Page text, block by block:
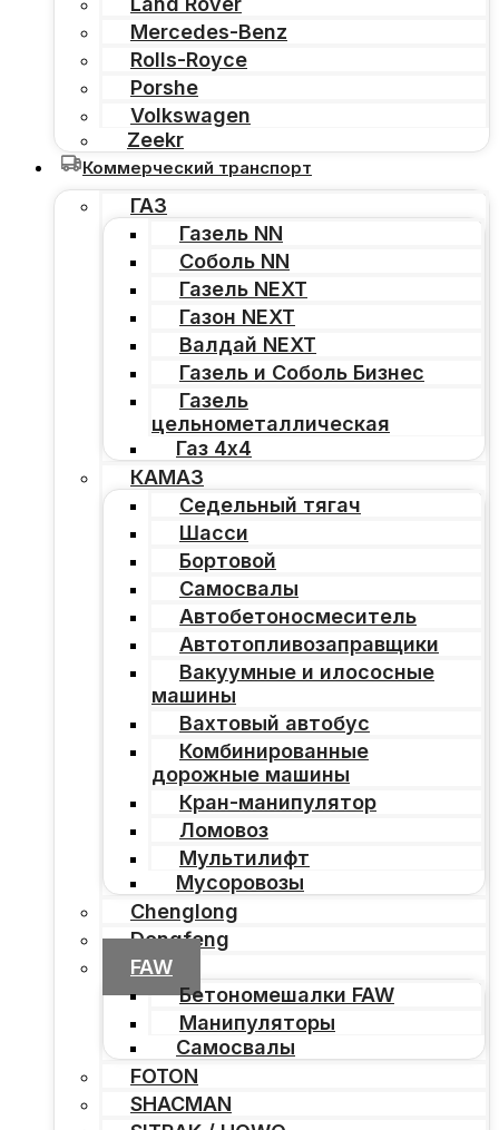
Mercedes-Benz
Rolls-Royce
Porshe
Volkswagen
Zeekr
Коммерческий транспорт
ГАЗ
Газель NN
Соболь NN
Газель NEXT
Газон NEXT
Валдай NEXT
Газель и Соболь Бизнес
Газель
цельнометаллическая
Газ 4х4
КАМАЗ
Седельный тягач
Шасси
Бортовой
Самосвалы
Автобетоносмеситель
Автотопливозаправщики
Вакуумные и илососные
машины
Вахтовый автобус
Комбинированные
дорожные машины
Кран-манипулятор
Ломовоз
Мультилифт
Мусоровозы
Chenglong
Dongfeng
FAW
Бетономешалки FAW
Манипуляторы
Самосвалы
FOTON
SHACMAN